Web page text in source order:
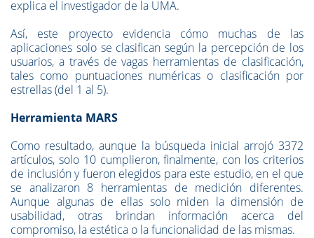
explica el investigador de la UMA.
Así, este proyecto evidencia cómo muchas de las
aplicaciones solo se clasifican según la percepción de los
usuarios, a través de vagas herramientas de clasificación,
tales como puntuaciones numéricas o clasificación por
estrellas (del 1 al 5).
Herramienta MARS
Como resultado, aunque la búsqueda inicial arrojó 3372
artículos, solo 10 cumplieron, finalmente, con los criterios
de inclusión y fueron elegidos para este estudio, en el que
se analizaron 8 herramientas de medición diferentes.
Aunque algunas de ellas solo miden la dimensión de
usabilidad, otras brindan información acerca del
compromiso, la estética o la funcionalidad de las mismas.